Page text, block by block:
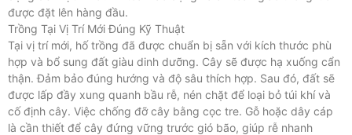
được đặt lên hàng đầu.
Trồng Tại Vị Trí Mới Đúng Kỹ Thuật
Tại vị trí mới, hố trồng đã được chuẩn bị sẵn với kích thước phù
hợp và bổ sung đất giàu dinh dưỡng. Cây sẽ được hạ xuống cẩn
thận. Đảm bảo đúng hướng và độ sâu thích hợp. Sau đó, đất sẽ
được lấp đầy xung quanh bầu rễ, nén chặt để loại bỏ túi khí và
cố định cây. Việc chống đỡ cây bằng cọc tre. Gỗ hoặc dây cáp
là cần thiết để cây đứng vững trước gió bão, giúp rễ nhanh